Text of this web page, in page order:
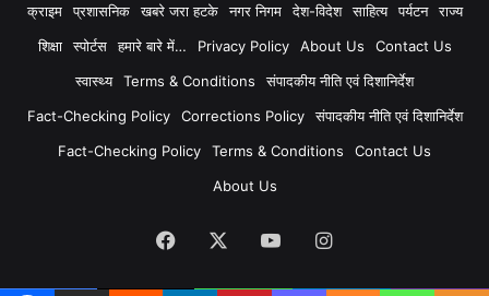
क्राइम
प्रशासनिक खबरे जरा हटके नगर निगम देश-विदेश साहित्य पर्यटन
राज्य
शिक्षा
स्पोर्टस हमारे बारे में… Privacy Policy About Us
Contact Us
स्वास्थ्य
Terms & Conditions
संपादकीय नीति एवं दिशानिर्देश
Fact-Checking Policy
Corrections Policy
संपादकीय नीति एवं दिशानिर्देश
Fact-Checking Policy
Terms & Conditions
Contact Us
About Us
Facebook YouTubeInstagram